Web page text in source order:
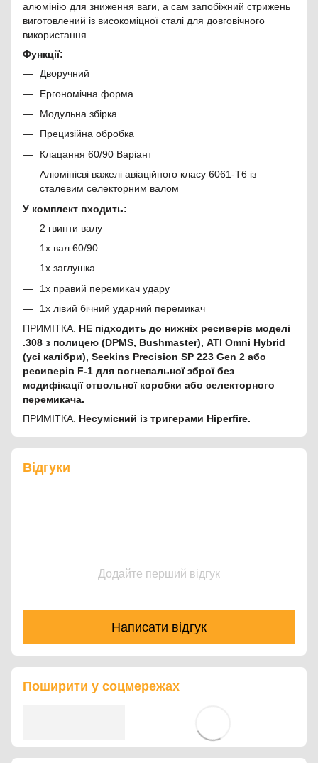
алюмінію для зниження ваги, а сам запобіжний стрижень
виготовлений із високоміцної сталі для довговічного
використання.
Функції:
Дворучний
Ергономічна форма
Модульна збірка
Прецизійна обробка
Клацання 60/90 Варіант
Алюмінієві важелі авіаційного класу 6061-T6 із
сталевим селекторним валом
У комплект входить:
2 гвинти валу
1x вал 60/90
1x заглушка
1x правий перемикач удару
1x лівий бічний ударний перемикач
ПРИМІТКА. НЕ підходить до нижніх ресиверів моделі
.308 з полицею (DPMS, Bushmaster), ATI Omni Hybrid
(усі калібри), Seekins Precision SP 223 Gen 2 або
ресиверів F-1 для вогнепальної зброї без
модифікації ствольної коробки або селекторного
перемикача.
ПРИМІТКА. Несумісний із тригерами Hiperfire.
Відгуки
Додайте перший відгук
Написати відгук
Поширити у соцмережах